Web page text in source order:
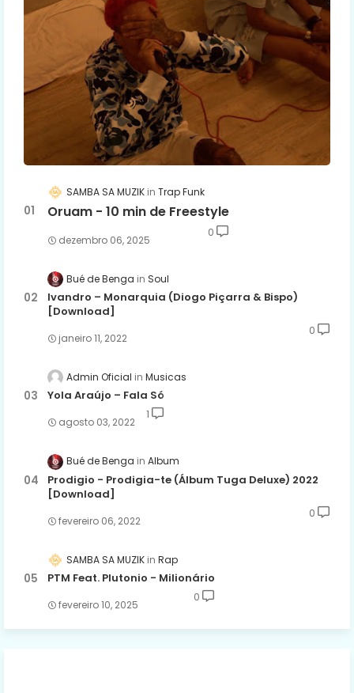
SAMBA SA MUZIK Trap Funk
Oruam - 10 min de Freestyle
dezembro 06, 2025
0
Bué de Benga Soul
Ivandro – Monarquia (Diogo Piçarra & Bispo)
[Download]
janeiro 11, 2022
0
Admin Oficial Musicas
Yola Araújo – Fala Só
agosto 03, 2022
1
Bué de Benga Album
Prodigio - Prodigia-te (Álbum Tuga Deluxe) 2022
[Download]
fevereiro 06, 2022
0
SAMBA SA MUZIK Rap
PTM Feat. Plutonio - Milionário
fevereiro 10, 2025
0